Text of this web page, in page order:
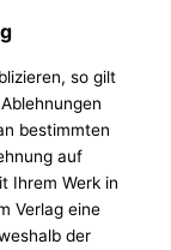
so gilt
bestimmten
auf
Ihrem Werk in
Verlag eine
der